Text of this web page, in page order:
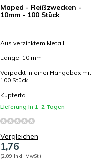
Maped - Reißzwecken -
10mm - 100 Stück
Aus verzinktem Metall
Länge: 10 mm
Verpackt in einer Hängebox mit
100 Stück
Kupferfa...
Lieferung in 1–2 Tagen
Vergleichen
1,76
(2,09 Inkl. MwSt.)